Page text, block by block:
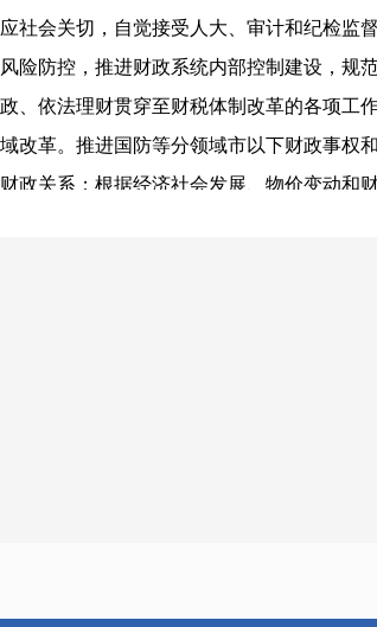
社会关切，自觉接受人大、审计和纪检监
险防控，推进财政系统内部控制建设，规
、依法理财贯穿至财税体制改革的各项工
改革。推进国防等分领域市以下财政事权
政关系；根据经济社会发展、物价变动和
实减税降费政策，对6个县区和6个市直执